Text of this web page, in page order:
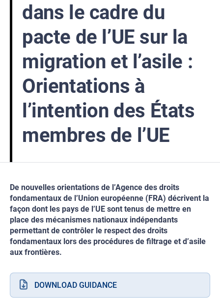
dans le cadre du
pacte de l’UE sur la
migration et l’asile :
Orientations à
l’intention des États
membres de l’UE
De nouvelles orientations de l’Agence des droits
fondamentaux de l’Union européenne (FRA) décrivent la
façon dont les pays de l’UE sont tenus de mettre en
place des mécanismes nationaux indépendants
permettant de contrôler le respect des droits
fondamentaux lors des procédures de filtrage et d’asile
aux frontières.
DOWNLOAD GUIDANCE